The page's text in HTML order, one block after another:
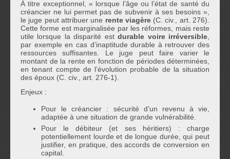
À titre exceptionnel, « lorsque l’âge ou l’état de santé du
créancier ne lui permet pas de subvenir à ses besoins »,
le juge peut attribuer une rente viagère(C. civ., art. 276).
Cette forme est marginalisée par les réformes, mais reste
utile lorsque la disparité estdurable voire irréversible,
par exemple en cas d’inaptitude durable à retrouver des
ressources suffisantes. Le juge peut faire varier le
montant de la rente en fonction de périodes déterminées,
en tenant compte de l’évolution probable de la situation
des époux (C. civ., art. 276-1).
Enjeux :
Pour le créancier : sécurité d’un revenu à vie,
adaptée à une situation de grande vulnérabilité.
Pour le débiteur (et ses héritiers) : charge
potentiellement lourde et de longue durée, qui peut
justifier, en pratique, des accords de conversion en
capital.